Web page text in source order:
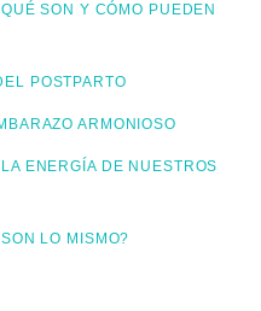
SON Y CÓMO PUEDEN
POSTPARTO
ARMONIOSO
ENERGÍA DE NUESTROS
LO MISMO?